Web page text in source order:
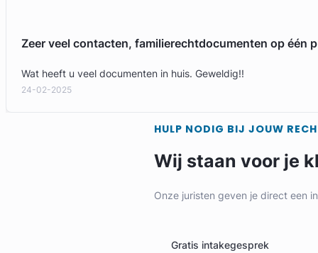
Zeer veel contacten, familierechtdocumenten op één
Wat heeft u veel documenten in huis. Geweldig!!
24-02-2025
HULP NODIG BIJ JOUW
Wij staan voor je
Onze juristen geven je direct een
Gratis intakegesprek